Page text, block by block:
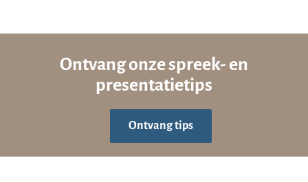
Ontvang onze spreek- en
presentatietips
Ontvang tips